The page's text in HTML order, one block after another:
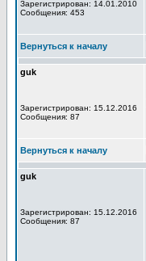
Зарегистрирован: 14.01.2010
Сообщения: 453
Вернуться к началу
guk
Зарегистрирован: 15.12.2016
Сообщения: 87
Вернуться к началу
guk
Зарегистрирован: 15.12.2016
Сообщения: 87